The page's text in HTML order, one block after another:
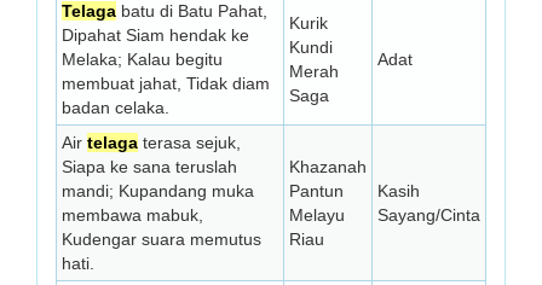
Telaga batu di Batu Pahat,
Dipahat Siam hendak ke
Melaka; Kalau begitu
membuat jahat, Tidak diam
badan celaka.
Kurik
Kundi
Merah
Saga
Adat
Air telaga terasa sejuk,
Siapa ke sana teruslah
mandi; Kupandang muka
membawa mabuk,
Kudengar suara memutus
hati.
Khazanah
Pantun
Melayu
Riau
Kasih
Sayang/Cinta